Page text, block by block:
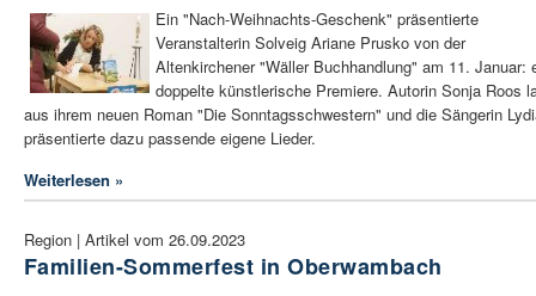
Ein "Nach-Weihnachts-Geschenk" präsentierte
Veranstalterin Solveig Ariane Prusko von der
Altenkirchener "Wäller Buchhandlung" am 11. Januar:
doppelte künstlerische Premiere. Autorin Sonja Roos
aus ihrem neuen Roman "Die Sonntagsschwestern" und die Sängerin
präsentierte dazu passende eigene Lieder.
Weiterlesen »
Region | Artikel vom 26.09.2023
Familien-Sommerfest in Oberwambach